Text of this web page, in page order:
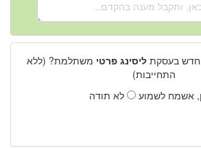
חדש בעסקת ליסינג פרטי משתלמת? (ללא
התחייבות)
אשמח לשמוע
לא תודה